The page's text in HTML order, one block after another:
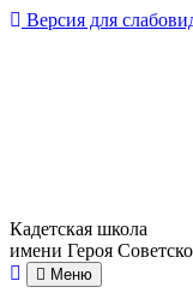
Версия для
Кадетская школа
имени Героя
Меню